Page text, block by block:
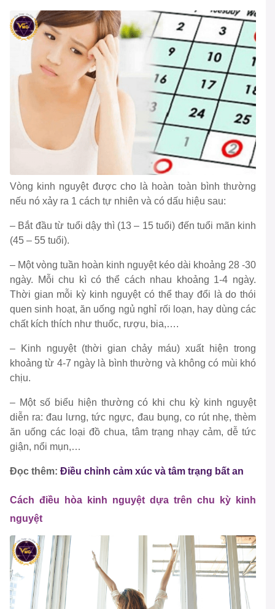
Vòng kinh nguyệt được cho là hoàn toàn bình thường
nếu nó xảy ra 1 cách tự nhiên và có dấu hiệu sau:
– Bắt đầu từ tuổi dậy thì (13 – 15 tuổi) đến tuổi mãn kinh
(45 – 55 tuổi).
– Một vòng tuần hoàn kinh nguyệt kéo dài khoảng 28 -30
ngày. Mỗi chu kì có thể cách nhau khoảng 1-4 ngày.
Thời gian mỗi kỳ kinh nguyệt có thể thay đổi là do thói
quen sinh hoạt, ăn uống ngủ nghỉ rối loạn, hay dùng các
chất kích thích như thuốc, rượu, bia,….
– Kinh nguyệt (thời gian chảy máu) xuất hiện trong
khoảng từ 4-7 ngày là bình thường và không có mùi khó
chịu.
– Một số biểu hiện thường có khi chu kỳ kinh nguyệt
diễn ra: đau lưng, tức ngực, đau bụng, co rút nhẹ, thèm
ăn uống các loại đồ chua, tâm trạng nhạy cảm, dễ tức
giận, nổi mụn,…
Đọc thêm: Điều chỉnh cảm xúc và tâm trạng bất an
Cách điều hòa kinh nguyệt dựa trên chu kỳ kinh
nguyệt